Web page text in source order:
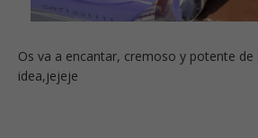
Os va a encantar, cremoso y potente de
idea,jejeje